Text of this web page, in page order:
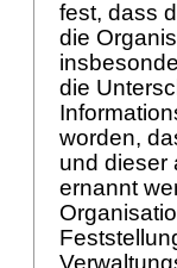
fest, dass
die
die
worden,
und dieser
ernannt